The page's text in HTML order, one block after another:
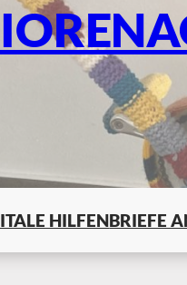
HILFENBRIEFE